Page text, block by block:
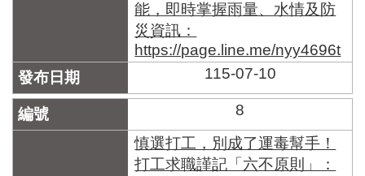
能，即時掌握雨量、水情及防
災資訊：
https://page.line.me/nyy4696t
115-07-10
8
慎選打工，別成了運毒幫手！
打工求職謹記「六不原則」：